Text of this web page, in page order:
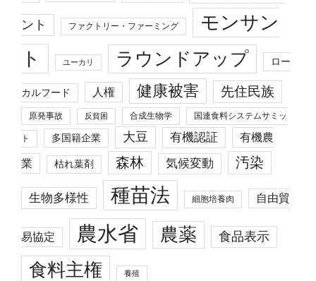
ント ファクトリー・ファーミング
モンサン
ト
ユーカリ ラウンドアップ ロー
カルフード 人権 健康被害 先住民族
原発事故 反貧困 合成生物学 国連食料システムサミッ
ト 多国籍企業 大豆 有機認証 有機農
業 枯れ葉剤 森林 気候変動 汚染
生物多様性 種苗法 細胞培養肉 自由貿
易協定 農水省 農薬 食品表示
食料主権 養殖